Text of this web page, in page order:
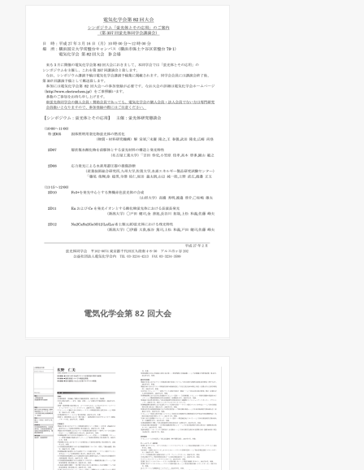
電気化学会第 82 回大会